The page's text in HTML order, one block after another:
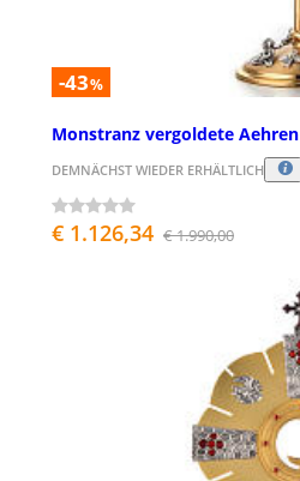
-43%
Monstranz vergoldete Aehren
DEMNÄCHST WIEDER ERHÄLTLICH
€ 1.126,34 € 1.990,00